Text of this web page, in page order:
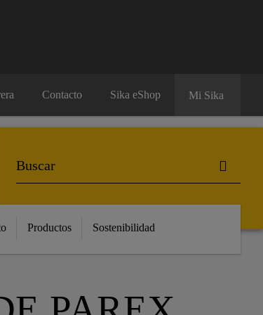
Contacto Sika eShop Mi Sika
Productos Sostenibilidad